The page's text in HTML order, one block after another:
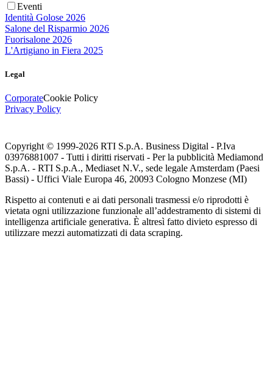
Eventi
Identità Golose 2026
Salone del Risparmio 2026
Fuorisalone 2026
L'Artigiano in Fiera 2025
Legal
CorporateCookie Policy
Privacy Policy
Copyright © 1999-2026 RTI S.p.A. Business Digital - P.Iva
03976881007 - Tutti i diritti riservati - Per la pubblicità Mediamond
S.p.A. - RTI S.p.A., Mediaset N.V., sede legale Amsterdam (Paesi
Bassi) - Uffici Viale Europa 46, 20093 Cologno Monzese (MI)
Rispetto ai contenuti e ai dati personali trasmessi e/o riprodotti è
vietata ogni utilizzazione funzionale all’addestramento di sistemi di
intelligenza artificiale generativa. È altresì fatto divieto espresso di
utilizzare mezzi automatizzati di data scraping.